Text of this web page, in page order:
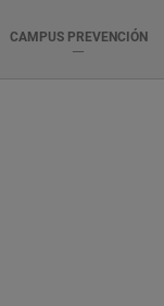
CAMPUS PREVENCIÓN